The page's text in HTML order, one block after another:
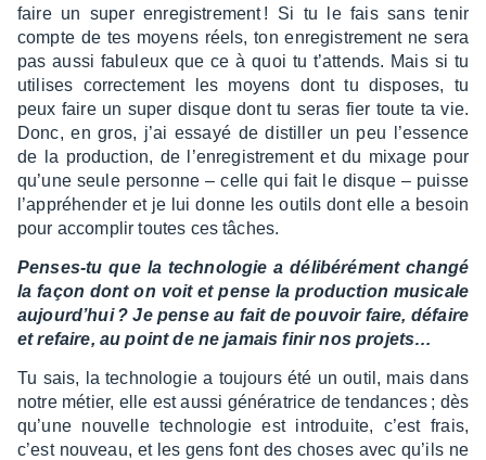
faire un super enre­gis­tre­ment ! Si tu le fais sans tenir
compte de tes moyens réels, ton enre­gis­tre­ment ne sera
pas aussi fabu­leux que ce à quoi tu t’at­tends. Mais si tu
utilises correc­te­ment les moyens dont tu disposes, tu
peux faire un super disque dont tu seras fier toute ta vie.
Donc, en gros, j’ai essayé de distil­ler un peu l’es­sence
de la produc­tion, de l’en­re­gis­tre­ment et du mixage pour
qu’une seule personne – celle qui fait le disque – puisse
l’ap­pré­hen­der et je lui donne les outils dont elle a besoin
pour accom­plir toutes ces tâches.
Penses-tu que la tech­no­lo­gie a déli­bé­ré­ment changé
la façon dont on voit et pense la produc­tion musi­cale
aujour­d’hui ? Je pense au fait de pouvoir faire, défaire
et refaire, au point de ne jamais finir nos projets…
Tu sais, la tech­no­lo­gie a toujours été un outil, mais dans
notre métier, elle est aussi géné­ra­trice de tendances ; dès
qu’une nouvelle tech­no­lo­gie est intro­duite, c’est frais,
c’est nouveau, et les gens font des choses avec qu’ils ne